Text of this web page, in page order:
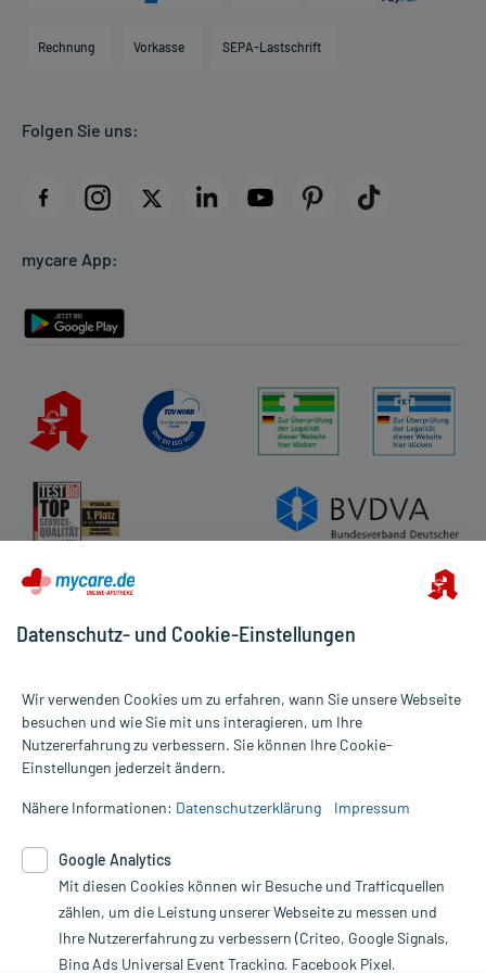
Direktabrechnung PKV
AGB
Datenschutz
Rückgabe/Widerruf
Rechnung Vorkasse SEPA-Lastschrift
Folgen Sie uns:
mycare App:
Alle Preise gelten inkl. MwSt., ggf. zzgl. Versandkosten
Informationen auf dieser Website werden ausschließlich für
die Untersuchung und Behandlung durch einen Arzt. Bitte
Therapien eingeleitet werden können. | Diese Webseite benutzt
Google Analytics. Lesen Sie bitte dazu die wichtigen Hinweise in
unserer Datenschutzerklärung. Für den Widerruf einer Bestellung
nutzen Sie das Formular:
Datenschutz- und Cookie-Einstellungen
Wir verwenden Cookies um zu erfahren, wann Sie unsere Webseite
besuchen und wie Sie mit uns interagieren, um Ihre
Nutzererfahrung zu verbessern. Sie können Ihre Cookie-
Einstellungen jederzeit ändern.
Nähere Informationen: Datenschutzerklärung Impressum
Google Analytics
Mit diesen Cookies können wir Besuche und Trafficquellen
zählen, um die Leistung unserer Webseite zu messen und
Ihre Nutzererfahrung zu verbessern (Criteo, Google Signals,
Bing Ads Universal Event Tracking, Facebook Pixel,